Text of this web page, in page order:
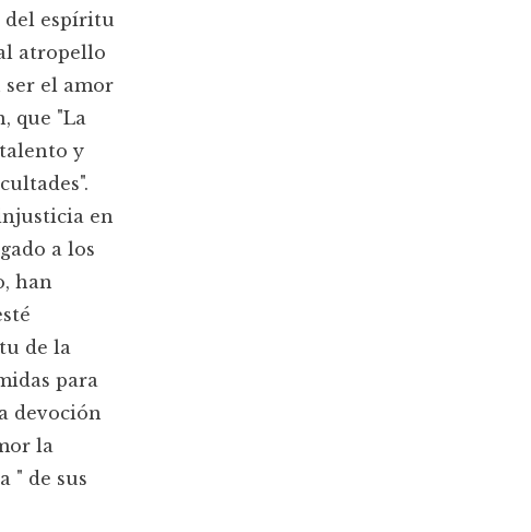
del espíritu
atropello
ser el amor
que "La
y
en
a los
han
de la
para
devoción
la
" de sus